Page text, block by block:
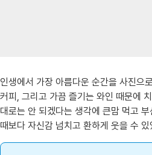
인생에서 가장 아름다운 순간을 사진으
커피, 그리고 가끔 즐기는 와인 때문에
대로는 안 되겠다는 생각에 큰맘 먹고
때보다 자신감 넘치고 환하게 웃을 수